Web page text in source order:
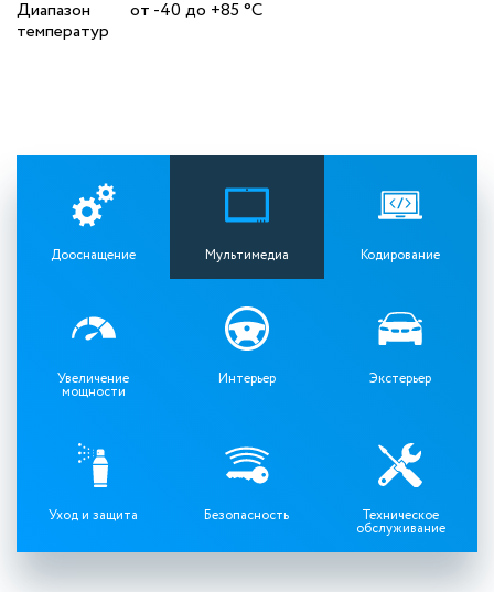
Диапазон
температур
от -40 до +85 °C
Дооснащение Мультимедиа Кодирование
Увеличение
мощности
Интерьер Экстерьер
Уход и защита Безопасность Техническое
обслуживание